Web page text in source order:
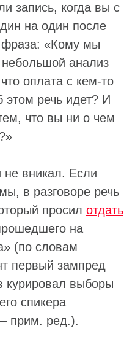
запись, когда вы с
на один после
фраза: «Кому мы
анализ
оплата с кем-то
этом речь идет? И
что вы ни о чем
не вникал. Если
в разговоре речь
просил отдать
на
(по словам
первый зампред
курировал выборы
спикера
прим. ред.).